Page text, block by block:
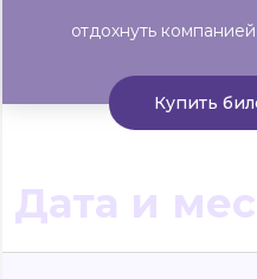
отдохнуть компанией
Купить
Дата и